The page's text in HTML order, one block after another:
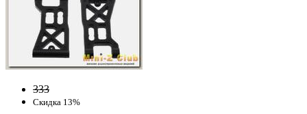
333
Скидка 13%